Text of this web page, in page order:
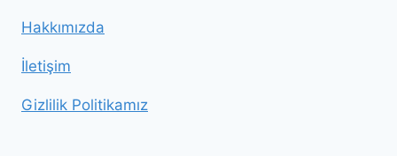
Hakkımızda
İletişim
Gizlilik Politikamız